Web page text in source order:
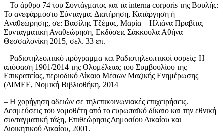
– Το άρθρο 74 του Συντάγματος και τα interna corporis της Βουλής:
Το ανεφάρμοστο Σύνταγμα. Διατήρηση, Κατάργηση ή
Αναθεώρηση;, σε: Βασίλης Τζέμος, Μαρία – Ηλιάνα Πραβίτα,
Συνταγματική Αναθεώρηση, Εκδόσεις Σάκκουλα Αθήνα –
Θεσσαλονίκη 2015, σελ. 33 επ.
– Ραδιοτηλεοπτικό πρόγραμμα και Ραδιοτηλεοπτικοί φορείς: Η
απόφαση 1901/2014 της Ολομέλειας του Συμβουλίου της
Επικρατείας, περιοδικό Δίκαιο Μέσων Μαζικής Ενημέρωσης
(ΔΙΜΕΕ, Νομική Βιβλιοθήκη, 2014
– Η χορήγηση αδειών σε τηλεπικοινωνιακές επιχειρήσεις.
Δεσμεύσεις του νομοθέτη από το ευρωπαϊκό δίκαιο και την εθνική
συνταγματική τάξη, Επιθεώρησις Δημοσίου Δικαίου και
Διοικητικού Δικαίου, 2001.